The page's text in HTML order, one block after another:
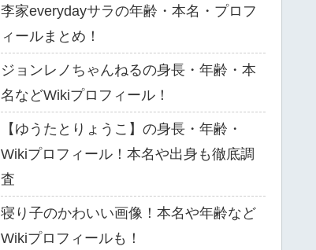
李家everydayサラの年齢・本名・プロフ
ィールまとめ！
ジョンレノちゃんねるの身長・年齢・本
名などWikiプロフィール！
【ゆうたとりょうこ】の身長・年齢・
Wikiプロフィール！本名や出身も徹底調
査
寝り子のかわいい画像！本名や年齢など
Wikiプロフィールも！